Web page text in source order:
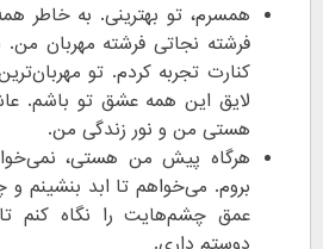
همسرم، تو بهترینی. به خاطر
فرشته نجاتی فرشته مهربان من.
کنارت تجربه کردم. تو
لایق این همه عشق تو باشم.
هستی من و نور زندگی من.
هرگاه پیش من هستی،
بروم. می‌خواهم تا ابد بنشینم
عمق چشم‌هایت را نگاه کنم